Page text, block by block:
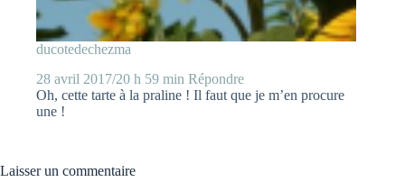
ducotedechezma
28 avril 2017/20 h 59 min Répondre
Oh, cette tarte à la praline ! Il faut que je m’en procure
une !
Laisser un commentaire